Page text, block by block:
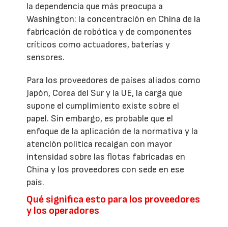
la dependencia que más preocupa a
Washington: la concentración en China de la
fabricación de robótica y de componentes
críticos como actuadores, baterías y
sensores.
Para los proveedores de países aliados como
Japón, Corea del Sur y la UE, la carga que
supone el cumplimiento existe sobre el
papel. Sin embargo, es probable que el
enfoque de la aplicación de la normativa y la
atención política recaigan con mayor
intensidad sobre las flotas fabricadas en
China y los proveedores con sede en ese
país.
Qué significa esto para los proveedores
y los operadores